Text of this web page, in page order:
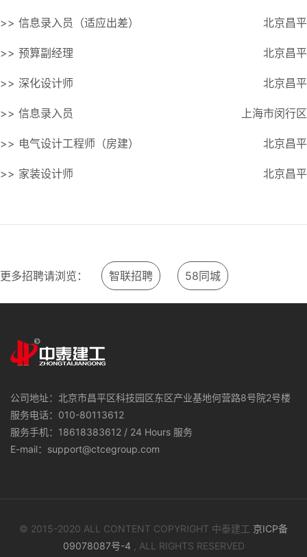
>> 信息录入员（适应出差） 北京昌平
>> 预算副经理 北京昌平
>> 深化设计师 北京昌平
>> 信息录入员 上海市闵行区
>> 电气设计工程师（房建） 北京昌平
>> 家装设计师 北京昌平
更多招聘请浏览： 智联招聘 58同城
公司地址：北京市昌平区科技园区东区产业基地何营路8号院2号楼
服务电话：010-80113612
服务手机：18618383612 / 24 Hours 服务
E-mail：support@ctcegroup.com
© 2015-2020 ALL CONTENT COPYRIGHT 中泰建工 京ICP备
09078087号-4 , ALL RIGHTS RESERVED